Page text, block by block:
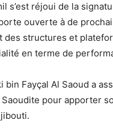
s’est réjoui de la
ouverte à de
des structures et
en terme de
Fayçal Al Saoud a
pour apporter